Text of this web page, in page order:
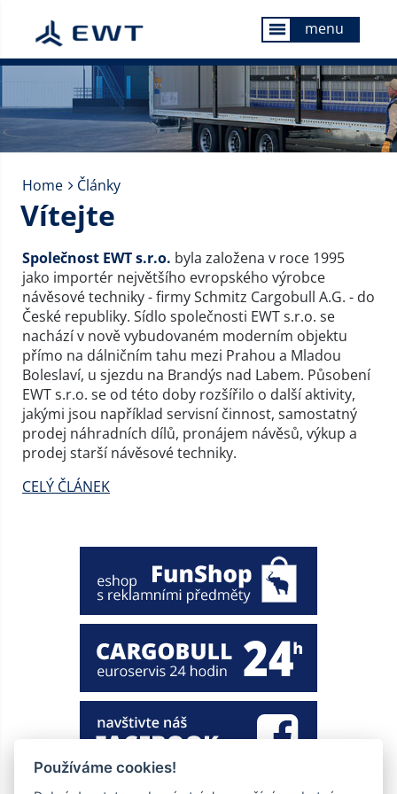
menu menu
Home Články
Vítejte
Společnost EWT s.r.o. byla založena v roce 1995
jako importér největšího evropského výrobce
návěsové techniky - firmy Schmitz Cargobull A.G. - do
České republiky. Sídlo společnosti EWT s.r.o. se
nachází v nově vybudovaném moderním objektu
přímo na dálničním tahu mezi Prahou a Mladou
Boleslaví, u sjezdu na Brandýs nad Labem. Působení
EWT s.r.o. se od této doby rozšířilo o další aktivity,
jakými jsou například servisní činnost, samostatný
prodej náhradních dílů, pronájem návěsů, výkup a
prodej starší návěsové techniky.
CELÝ ČLÁNEK
Používáme cookies!